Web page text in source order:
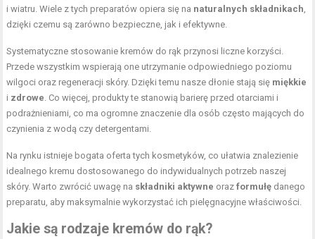
i wiatru. Wiele z tych preparatów opiera się na naturalnych składnikach,
dzięki czemu są zarówno bezpieczne, jak i efektywne.
Systematyczne stosowanie kremów do rąk przynosi liczne korzyści.
Przede wszystkim wspierają one utrzymanie odpowiedniego poziomu
wilgoci oraz regeneracji skóry. Dzięki temu nasze dłonie stają się miękkie
i zdrowe. Co więcej, produkty te stanowią barierę przed otarciami i
podrażnieniami, co ma ogromne znaczenie dla osób często mających do
czynienia z wodą czy detergentami.
Na rynku istnieje bogata oferta tych kosmetyków, co ułatwia znalezienie
idealnego kremu dostosowanego do indywidualnych potrzeb naszej
skóry. Warto zwrócić uwagę na składniki aktywne orazformułę danego
preparatu, aby maksymalnie wykorzystać ich pielęgnacyjne właściwości.
Jakie są rodzaje kremów do rąk?